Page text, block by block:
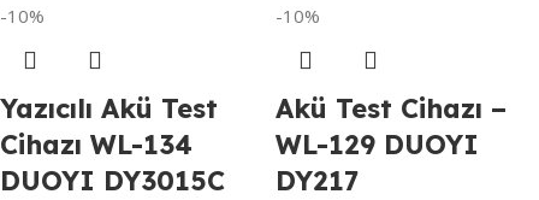
-10%
Yazıcılı Akü Test
Cihazı WL-134
DUOYI DY3015C
-10%
Akü Test Cihazı –
WL-129 DUOYI
DY217